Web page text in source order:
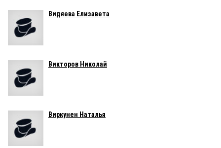
Видяева Елизавета
Викторов Николай
Виркунен Наталья